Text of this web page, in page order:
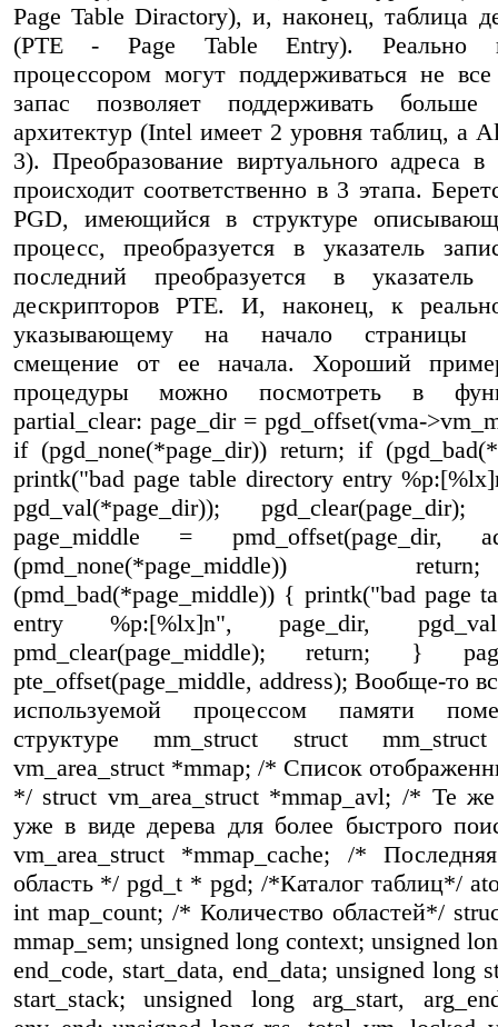
Page Table Diractory), и, наконец, таблица
(PTE - Page Table Entry). Реально
процессором могут поддерживаться не
запас позволяет поддерживать больше
архитектур (Intel имеет 2 уровня таблиц, а
3). Преобразование виртуального адреса в
происходит соответственно в 3 этапа.
PGD, имеющийся в структуре
процесс, преобразуется в указатель
последний преобразуется в
дескрипторов PTE. И, наконец, к
указывающему на начало страницы
смещение от ее начала. Хороший
процедуры можно посмотреть в
partial_clear: page_dir = pgd_offset(vma-
if (pgd_none(*page_dir)) return; if
printk("bad page table directory entry
pgd_val(*page_dir));
page_middle = pmd_offset(page_dir,
(pmd_none(*page_middle))
(pmd_bad(*page_middle)) { printk("bad page
entry %p:[%lx]n", page_dir,
pmd_clear(page_middle); return; }
pte_offset(page_middle, address); Вообще-то
используемой процессом памяти
структуре mm_struct struct
vm_area_struct *mmap; /* Список
*/ struct vm_area_struct *mmap_avl; /* Те
уже в виде дерева для более быстрого
vm_area_struct *mmap_cache; /*
область */ pgd_t * pgd; /*Каталог таблиц*/
int map_count; /* Количество областей*/
mmap_sem; unsigned long context; unsigned
end_code, start_data, end_data; unsigned long
start_stack; unsigned long arg_start,